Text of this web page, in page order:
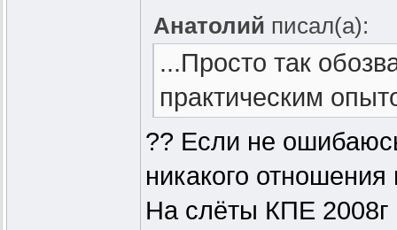
Анатолий писал(а):
...Просто так
практическим
?? Если не
никакого отношения
На слёты КПЕ 2008г